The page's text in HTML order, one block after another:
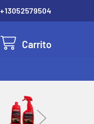
+13052579504
Carrito